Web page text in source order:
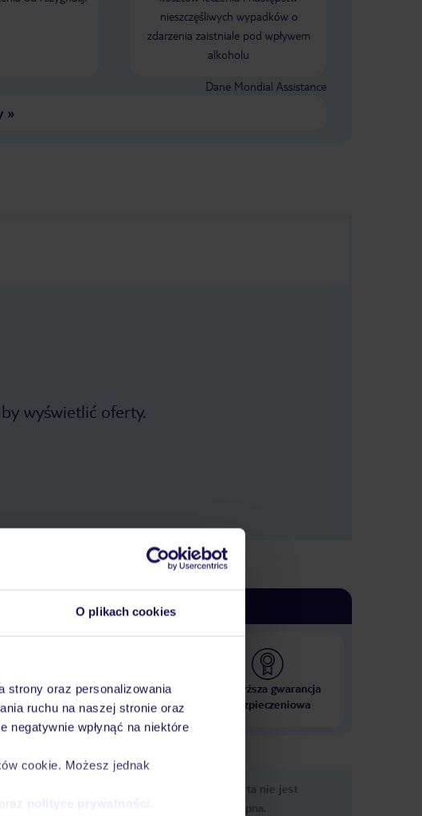
O plikach cookies
strony oraz personalizowania
ruchu na naszej stronie oraz
negatywnie wpłynąć na niektóre
cookie. Możesz jednak
oraz polityce prywatności
nieszczęśliwych wypadków o
zdarzenia zaistniałe pod wpływem
alkoholu
Dane Mondial Assistance
»
wyświetlić oferty.
na
10 000 hoteli w ponad 50
krajach
Najwyższa gwarancja
ubezpieczeniowa
Ups, ta oferta nie jest
dostępna.